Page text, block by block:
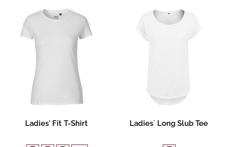
Gestalten
Ladies' Fit T-Shirt Gestalten
Ladies` Long Slub Tee